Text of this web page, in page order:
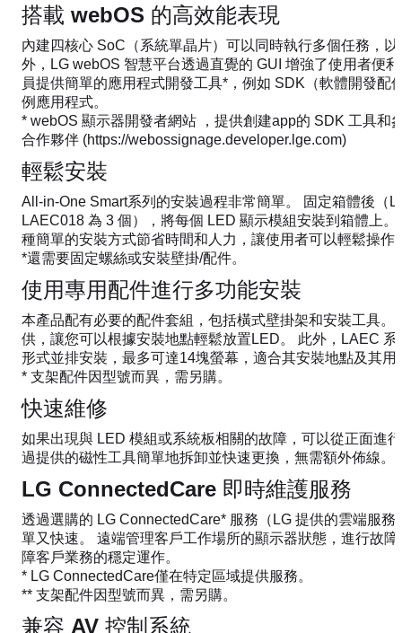
搭載 webOS 的高效能表現
內建四核心 SoC（系統單晶片）可以同時執行多個任務，
外，LG webOS 智慧平台透過直覺的 GUI 增強了使用者便
員提供簡單的應用程式開發工具*，例如 SDK（軟體開發配
例應用程式。
* webOS 顯示器開發者網站 ，提供創建app的 SDK 工具和
合作夥伴 (https://webossignage.developer.lge.com)
輕鬆安裝
All-in-One Smart系列的安裝過程非常簡單。 固定箱體後（
LAEC018 為 3 個），將每個 LED 顯示模組安裝到箱體上
種簡單的安裝方式節省時間和人力，讓使用者可以輕鬆操作
*還需要固定螺絲或安裝壁掛/配件。
使用專用配件進行多功能安裝
本產品配有必要的配件套組，包括橫式壁掛架和安裝工具。
供，讓您可以根據安裝地點輕鬆放置LED。 此外，LAEC
形式並排安裝，最多可達14塊螢幕，適合其安裝地點及其用
* 支架配件因型號而異，需另購。
快速維修
如果出現與 LED 模組或系統板相關的故障，可以從正面進
過提供的磁性工具簡單地拆卸並快速更換，無需額外佈線。
LG ConnectedCare 即時維護服務
透過選購的 LG ConnectedCare* 服務（LG 提供的雲端服
單又快速。 遠端管理客戶工作場所的顯示器狀態，進行故
障客戶業務的穩定運作。
* LG ConnectedCare僅在特定區域提供服務。
** 支架配件因型號而異，需另購。
兼容 AV 控制系統